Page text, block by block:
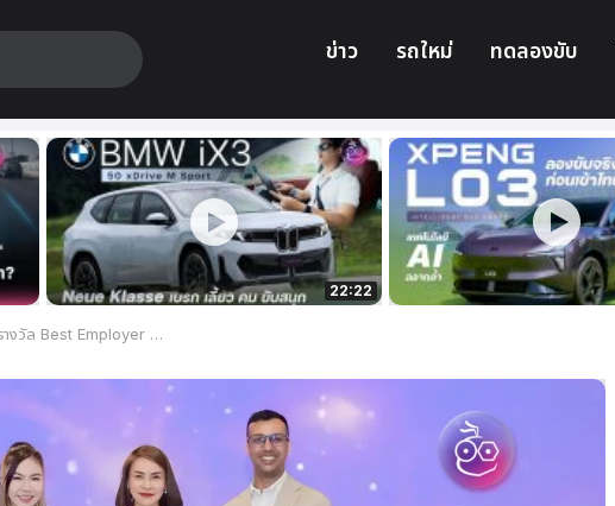
ข่าว รถใหม่ ทดลองขับ
22:22
on LinkedIn จากเวที LinkedIn Talent Awards 2025